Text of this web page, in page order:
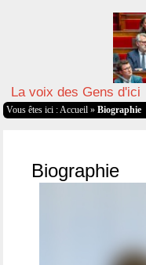
La voix des Gens d'ici
Vous êtes ici : Accueil » Biographie
Biographie